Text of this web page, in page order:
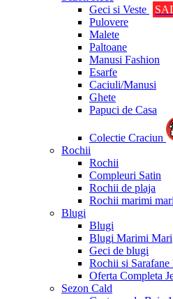
Geci si Veste
Pulovere
Malete
Paltoane
Manusi Fashion
Esarfe
Caciuli/Manusi
Ghete
Papuci de Casa
Colectie Craciun
Rochii
Rochii
Compleuri Satin
Rochii de plaja
Rochii marimi mari
Blugi
Blugi
Blugi Marimi Mari
Geci de blugi
Rochii si
Oferta Completa
Sezon Cald